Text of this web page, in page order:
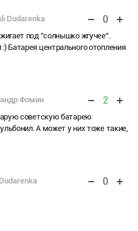
Dudarenka 0
под "солнышко жгучее".
Батарея центрального отопления
Фомин 2
советскую батарею
А может у них тоже такие,
0